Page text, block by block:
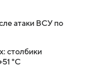
атаки ВСУ по
столбики
°C